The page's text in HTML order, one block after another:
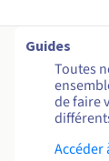
Guides
Toutes
de faire
Accéder